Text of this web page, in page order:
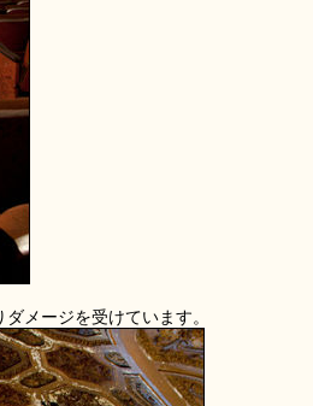
メージを受けています。